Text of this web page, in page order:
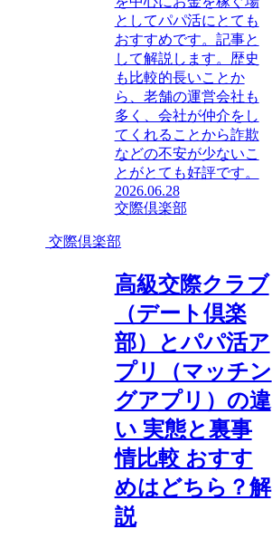
としてパパ活にとても
おすすめです。記事と
して解説します。歴史
も比較的長いことか
ら、老舗の運営会社も
多く、会社が仲介をし
てくれることから詐欺
などの不安が少ないこ
とがとても好評です。
2026.06.28
交際倶楽部
交際倶楽部
高級交際クラブ
（デート倶楽
部）とパパ活ア
プリ（マッチン
グアプリ）の違
い 実態と裏事
情比較 おすす
めはどちら？解
説